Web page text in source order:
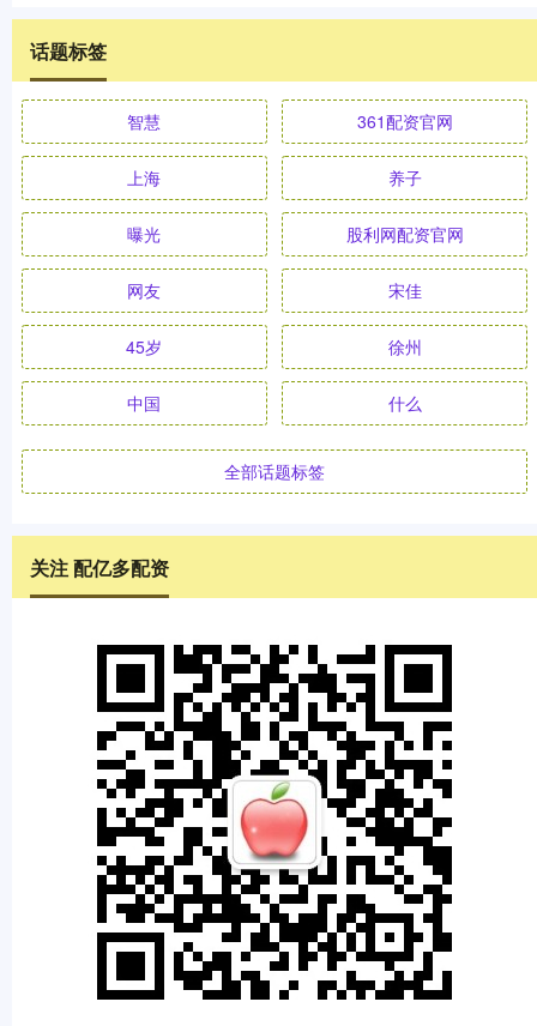
话题标签
智慧 361配资官网
上海 养子
曝光 股利网配资官网
网友 宋佳
45岁 徐州
中国 什么
全部话题标签
关注 配亿多配资